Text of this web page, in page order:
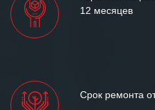
12 месяцев
Срок ремонта